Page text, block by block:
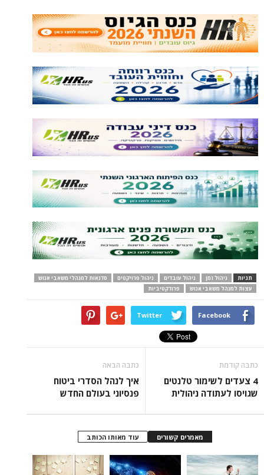
תגיות ניהול זמן ניהול עובדים ניהול פרויקטים
סדנאות למנהלי משאבי אנוש
עצות למנהל משאבי אנוש
פרודקטיביות
Facebook
Twitter
כתבה קודמת
4 צעדים לשימור טלנטים
שגויסו לעתודה ניהולית
כתבה הבאה
איך לנהל הסדרי ביטוח
פנסיוני בעולם החדש
מאמרים קשורים עוד מאותו הכותב